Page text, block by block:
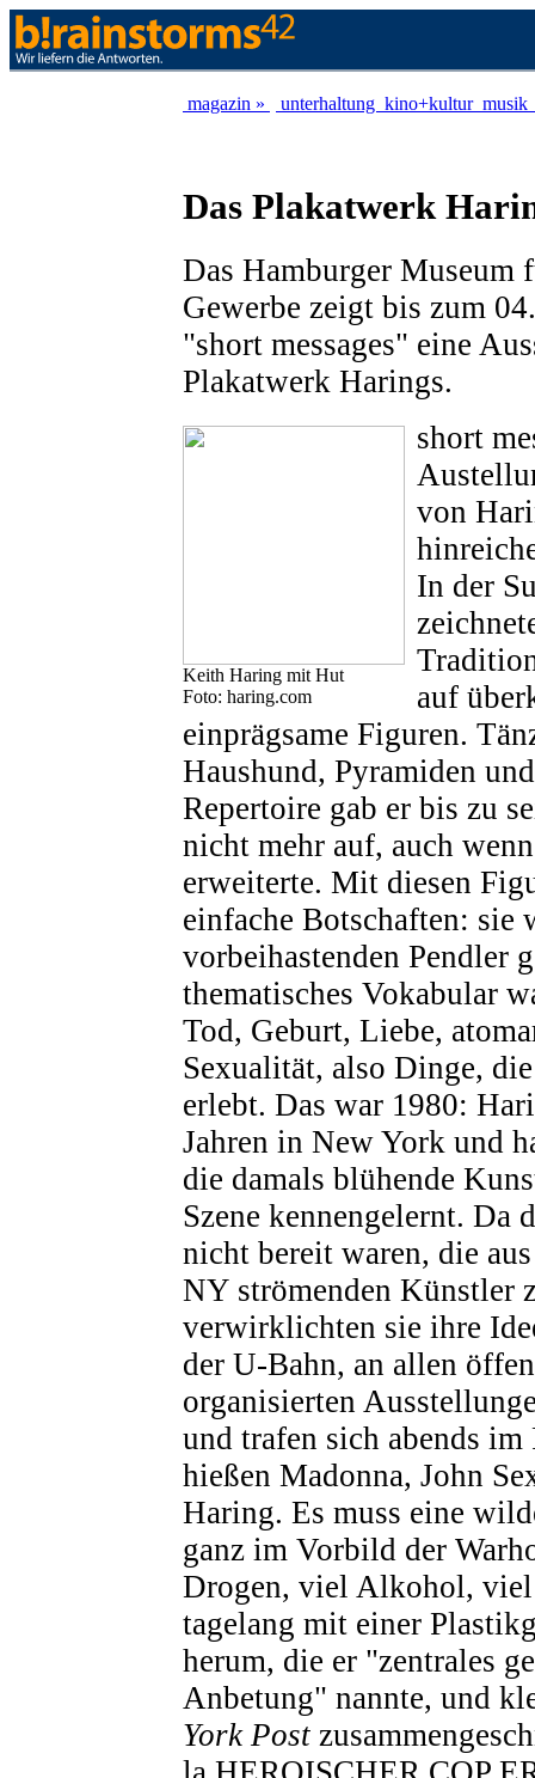
magazin » unterhaltung kino+kultur musik
Das Plakatwerk
Das Hamburger Museum
Gewerbe zeigt bis zum
"short messages" eine
Plakatwerk Harings.
Keith Haring mit Hut
Foto: haring.com
short
von
In der
auf
einprägsame Figuren.
Haushund, Pyramiden
Repertoire gab er bis zu
nicht mehr auf, auch
erweiterte. Mit diesen
einfache Botschaften: sie
vorbeihastenden Pendler
thematisches Vokabular
Tod, Geburt, Liebe,
Sexualität, also Dinge,
erlebt. Das war 1980:
Jahren in New York und
die damals blühende
Szene kennengelernt. Da
nicht bereit waren, die
NY strömenden Künstler
verwirklichten sie ihre
der U-Bahn, an allen
organisierten
und trafen sich abends im
hießen Madonna, John
Haring. Es muss eine
ganz im Vorbild der
Drogen, viel Alkohol,
tagelang mit einer
herum, die er "zentrales
Anbetung" nannte, und
York Post